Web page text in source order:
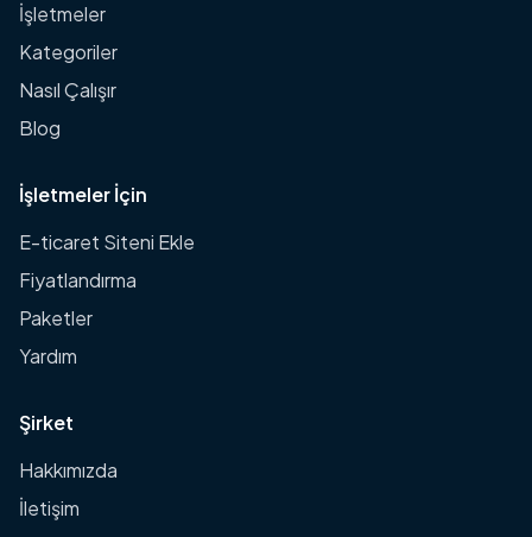
İşletmeler
Kategoriler
Nasıl Çalışır
Blog
İşletmeler İçin
E-ticaret Siteni Ekle
Fiyatlandırma
Paketler
Yardım
Şirket
Hakkımızda
İletişim